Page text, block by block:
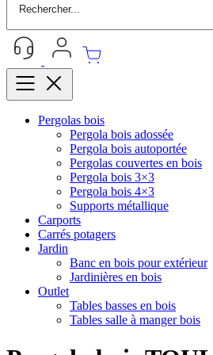
Pergolas bois
Pergola bois adossée
Pergola bois autoportée
Pergolas couvertes en bois
Pergola bois 3×3
Pergola bois 4×3
Supports métallique
Carports
Carrés potagers
Jardin
Banc en bois pour extérieur
Jardinières en bois
Outlet
Tables basses en bois
Tables salle à manger bois